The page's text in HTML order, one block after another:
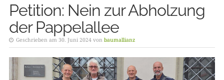
Petition: Nein zur Abholzung
der Pappelallee
Geschrieben am 30. Juni 2024 von baumallianz